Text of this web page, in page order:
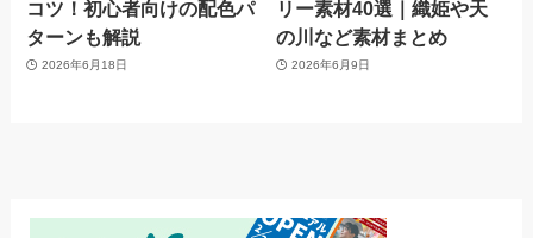
コツ！初心者向けの配色パ
ターンも解説
2026年6月18日
リー素材40選｜織姫や天
の川など素材まとめ
2026年6月9日